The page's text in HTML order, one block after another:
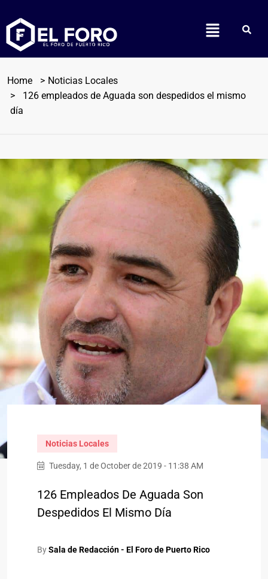
Home
Noticias Locales
126 empleados de Aguada son despedidos el mismo
día
Noticias Locales
Tuesday, 1 de October de 2019 - 11:38 AM
126 Empleados De Aguada Son
Despedidos El Mismo Día
BySala de Redacción - El Foro de Puerto Rico